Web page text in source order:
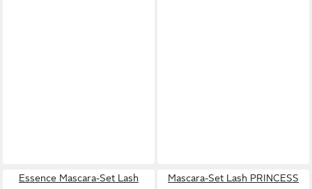
Essence Mascara-Set Lash
Mascara-Set Lash PRINCESS